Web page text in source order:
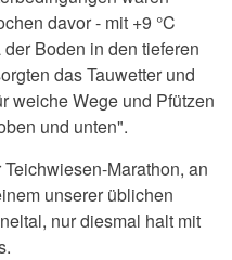
davor - mit +9 °C
Boden in den tieferen
das Tauwetter und
weiche Wege und Pfützen
und unten".
Marathon, an
unserer üblichen
nur diesmal halt mit